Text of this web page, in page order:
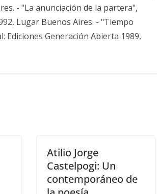
- "La anunciación de la partera",
Lugar Buenos Aires. - "Tiempo
Generación Abierta 1989,
Atilio Jorge
Castelpogi: Un
contemporáneo de